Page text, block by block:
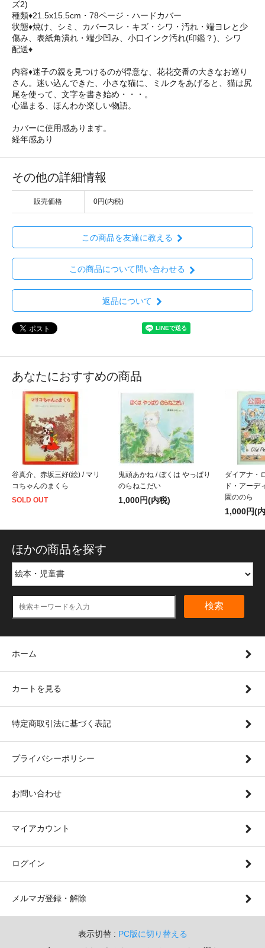
ズ2)
種類♦21.5x15.5cm・78ページ・ハードカバー
状態♦焼け、シミ、カバースレ・キズ・シワ・汚れ・端ヨレと少
傷み、表紙角潰れ・端少凹み、小口インク汚れ(印鑑？)、シワ
配送♦
内容♦迷子の親を見つけるのが得意な、花花交番の大きなお巡り
さん。迷い込んできた、小さな猫に、ミルクをあげると、猫は尻
尾を使って、文字を書き始め・・・。
心温まる、ほんわか楽しい物語。
カバーに使用感あります。
経年感あり
その他の詳細情報
販売価格 0円(内税)
この商品を友達に教える
この商品について問い合わせる
返品について
あなたにおすすめの商品
谷真介、赤坂三好(絵) / マリ
コちゃんのまくら
SOLD OUT
鬼頭あかね / ぼくは やっぱり
のらねこだい
1,000円(内税)
ダイアナ・
ド・アーデ
園ののら
1,000円(
ほかの商品を探す
検索
ホーム
カートを見る
特定商取引法に基づく表記
プライバシーポリシー
お問い合わせ
マイアカウント
ログイン
メルマガ登録・解除
表示切替 : PC版に切り替える